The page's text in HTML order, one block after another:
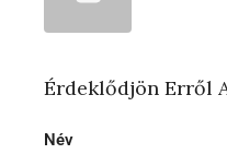
Érdeklődjön Erről
Név